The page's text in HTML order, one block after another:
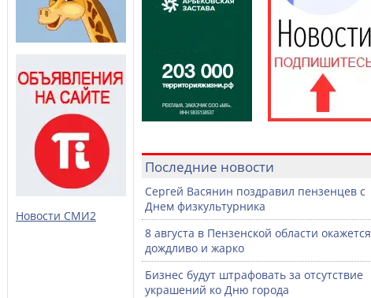
Новости СМИ2
Последние новости
Сергей Васянин поздравил пензенцев с
Днем физкультурника
8 августа в Пензенской области окажется
дождливо и жарко
Бизнес будут штрафовать за отсутствие
украшений ко Дню города